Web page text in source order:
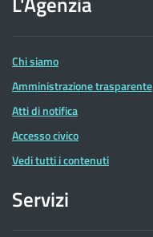
delle
Entrate
Chi siamo
Amministrazione trasparente
Atti di notifica
Accesso civico
Vedi tutti i contenuti
Servizi